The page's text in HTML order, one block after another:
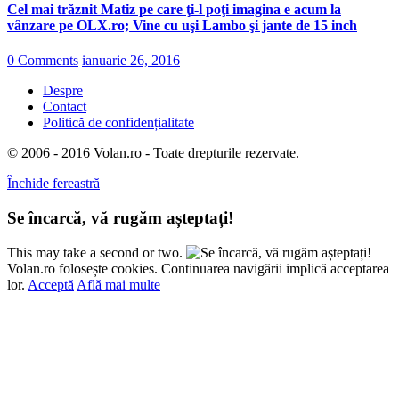
Cel mai trăznit Matiz pe care ţi-l poţi imagina e acum la
vânzare pe OLX.ro; Vine cu uşi Lambo şi jante de 15 inch
0 Comments ianuarie 26, 2016
Despre
Contact
Politică de confidențialitate
© 2006 - 2016 Volan.ro - Toate drepturile rezervate.
Închide fereastră
Se încarcă, vă rugăm așteptați!
This may take a second or two.
Volan.ro folosește cookies. Continuarea navigării implică acceptarea
lor. Acceptă Află mai multe